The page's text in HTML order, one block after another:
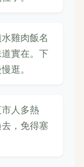
雞肉飯名
實在。下
逛。
人多熱
，免得塞